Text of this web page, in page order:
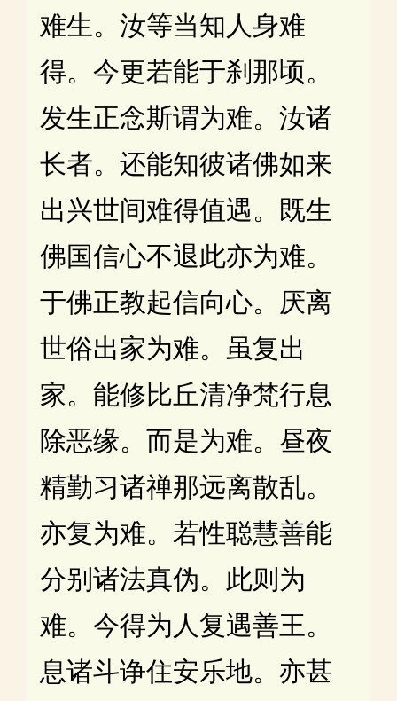
难生。汝等当知人身难
得。今更若能于刹那顷。
发生正念斯谓为难。汝诸
长者。还能知彼诸佛如来
出兴世间难得值遇。既生
佛国信心不退此亦为难。
于佛正教起信向心。厌离
世俗出家为难。虽复出
家。能修比丘清净梵行息
除恶缘。而是为难。昼夜
精勤习诸禅那远离散乱。
亦复为难。若性聪慧善能
分别诸法真伪。此则为
难。今得为人复遇善王。
息诸斗诤住安乐地。亦甚